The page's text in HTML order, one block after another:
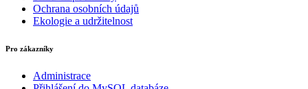
Ochrana osobních údajů
Ekologie a udržitelnost
Pro zákazníky
Administrace